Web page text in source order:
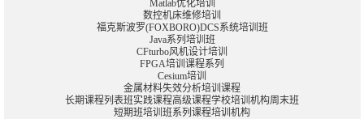
Matlab优化培训
数控机床维修培训
福克斯波罗(FOXBORO)DCS系统培训班
Java系列培训班
CFturbo风机设计培训
FPGA培训课程系列
Cesium培训
金属材料失效分析培训课程
长期课程列表班实践课程高级课程学校培训 机构周末班
短期班培训 班系列课程培训 机构